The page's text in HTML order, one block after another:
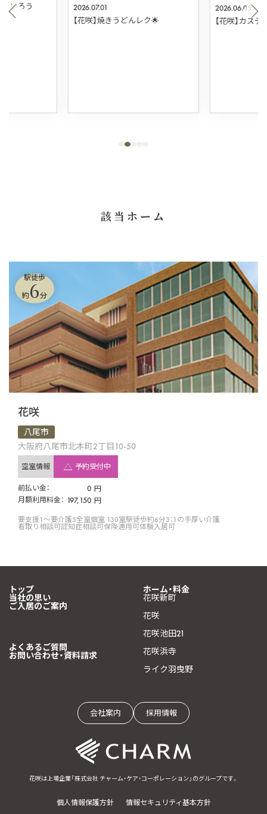
ういろう 2026.07.01
【花咲】焼きうどんレク🌟
2026.06.05
【花咲】カス
該当ホーム
駅徒歩
約6分
花咲
八尾市
大阪府八尾市北本町2丁目10-50
空室情報 予約受付中
前払い金： 0 円
月額利用料金： 197,150 円
要支援1〜要介護5全室個室 130室駅徒歩約6分3：1の手厚い介護
看取り相談可認知症相談可保険適用可体験入居可
トップ
当社の思い
ご入居のご案内
ホーム・料金
花咲新町
花咲
花咲池田21
花咲浜寺
ライク羽曳野
よくあるご質問
お問い合わせ・資料請求
会社案内 採用情報
花咲は上場企業「株式会社 チャーム・ケア・コーポレーション」のグループです。
個人情報保護方針 情報セキュリティ基本方針